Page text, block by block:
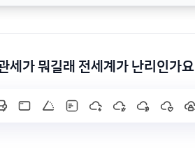
세가 뭐길래 전세계가 난리인가요